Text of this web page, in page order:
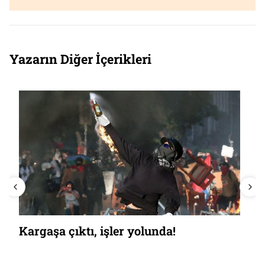
Yazarın Diğer İçerikleri
Kargaşa çıktı, işler yolunda!